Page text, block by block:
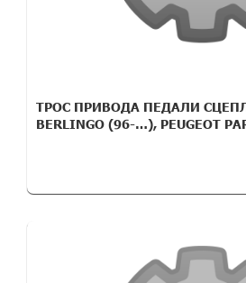
ТРОС ПРИВОДА ПЕДАЛИ
BERLINGO (96-…), PEUGEOT